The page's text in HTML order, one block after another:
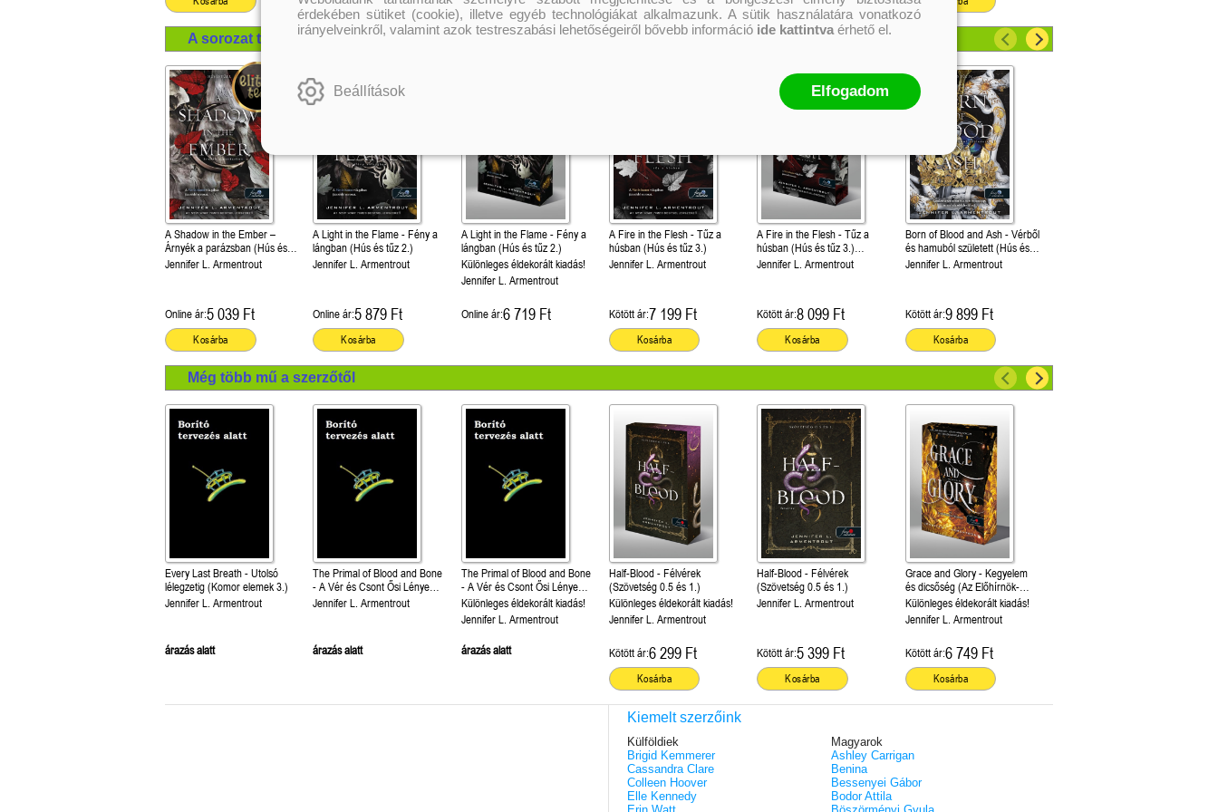
A sorozat további termékei
A Shadow in the Ember –
Árnyék a parázsban (Hús és
tűz 1.)
Jennifer L. Armentrout
Online ár:5 039 Ft
Kosárba
A Light in the Flame - Fény a
lángban (Hús és tűz 2.)
Jennifer L. Armentrout
Online ár:5 879 Ft
Kosárba
A Light in the Flame - Fény a
lángban (Hús és tűz 2.)
Különleges éldekorált kiadás!
Jennifer L. Armentrout
Online ár:6 719 Ft
A Fire in the Flesh - Tűz a
húsban (Hús és tűz 3.)
Jennifer L. Armentrout
Kötött ár:7 199 Ft
Kosárba
A Fire in the Flesh - Tűz a
húsban (Hús és tűz 3.)
Különleges éldekorált kiadás!
Jennifer L. Armentrout
Kötött ár:8 099 Ft
Kosárba
Born of Blood and Ash - Vérből
és hamuból született (Hús és
tűz 4.)
Jennifer L. Armentrout
Kötött ár:9 899 Ft
Kosárba
Még több mű a szerzőtől
Every Last Breath - Utolsó
lélegzetig (Komor elemek 3.)
Jennifer L. Armentrout
árazás alatt
The Primal of Blood and Bone
- A Vér és Csont Ősi Lénye
(Vér és hamu 6.)
Jennifer L. Armentrout
árazás alatt
The Primal of Blood and Bone
- A Vér és Csont Ősi Lénye
(Vér és hamu 6.)
Különleges éldekorált kiadás!
Jennifer L. Armentrout
árazás alatt
Half-Blood - Félvérek
(Szövetség 0.5 és 1.)
Különleges éldekorált kiadás!
Jennifer L. Armentrout
Kötött ár:6 299 Ft
Kosárba
Half-Blood - Félvérek
(Szövetség 0.5 és 1.)
Jennifer L. Armentrout
Kötött ár:5 399 Ft
Kosárba
Grace and Glory - Kegyelem
és dicsőség (Az Előhírnök-
trilógia 3.)
Különleges éldekorált kiadás!
Jennifer L. Armentrout
Kötött ár:6 749 Ft
Kosárba
Kiemelt szerzőink
Külföldiek
Brigid Kemmerer
Cassandra Clare
Colleen Hoover
Elle Kennedy
Magyarok
Ashley Carrigan
Benina
Bessenyei Gábor
Bodor Attila
érdekében sütiket (cookie), illetve egyéb technológiákat alkalmazunk. A sütik használatára vonatkozó
irányelveinkről, valamint azok testreszabási lehetőségeiről bővebb információ ide kattintva érhető el.
Beállítások Elfogadom